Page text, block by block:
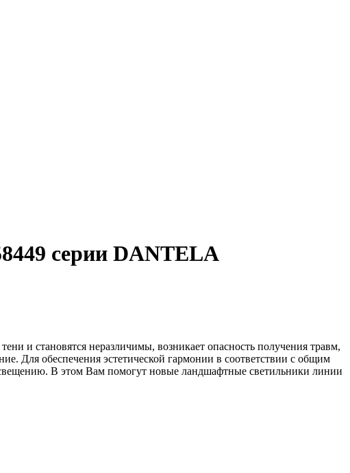
серии DANTELA
и становятся неразличимы, возникает опасность получения травм,
Для обеспечения эстетической гармонии в соответствии с общим
В этом Вам помогут новые ландшафтные светильники линии